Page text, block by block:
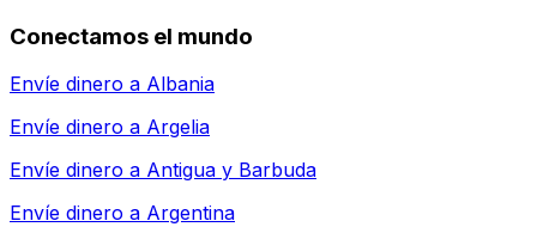
Conectamos el mundo
Envíe dinero a Albania
Envíe dinero a Argelia
Envíe dinero a Antigua y Barbuda
Envíe dinero a Argentina